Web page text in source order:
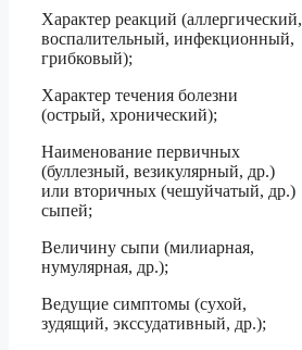
Характер реакций (аллергический,
воспалительный, инфекционный,
грибковый);
Характер течения болезни
(острый, хронический);
Наименование первичных
(буллезный, везикулярный, др.)
или вторичных (чешуйчатый, др.)
сыпей;
Величину сыпи (милиарная,
нумулярная, др.);
Ведущие симптомы (сухой,
зудящий, экссудативный, др.);